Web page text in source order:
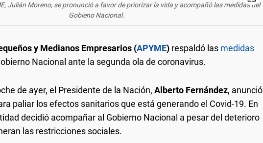
Julián Moreno, se pronunció a favor de priorizar la vida y acompañó las medidas del
Gobieno Nacional.
y Medianos Empresarios (APYME) respaldó las medidas
Nacional ante la segunda ola de coronavirus.
de ayer, el Presidente de la Nación, Alberto Fernández, anunció
paliar los efectos sanitarios que está generando el Covid-19. En
decidió acompañar al Gobierno Nacional a pesar del deterioro
las restricciones sociales.